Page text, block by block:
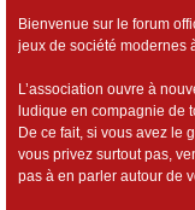
Bienvenue sur le forum
jeux de société modernes
L’association ouvre à
ludique en compagnie de
De ce fait, si vous avez le
vous privez surtout pas,
pas à en parler autour de